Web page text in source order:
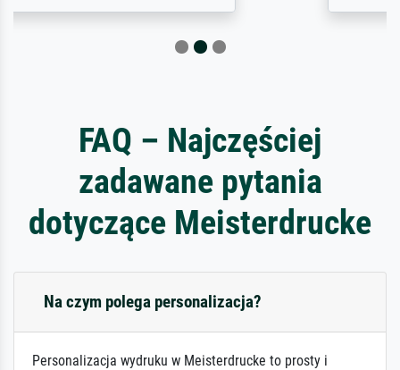
FAQ – Najczęściej
zadawane pytania
dotyczące Meisterdrucke
Na czym polega personalizacja?
Personalizacja wydruku w Meisterdrucke to prosty i